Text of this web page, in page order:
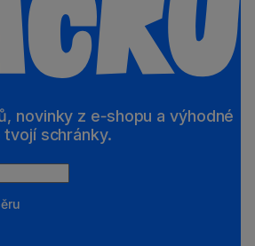
novinky z e‑shopu a výhodné
schránky.